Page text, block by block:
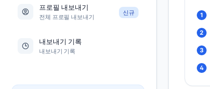
프로필 내보내기
전체 프로필 내보내기
신규
내보내기 기록
내보내기 기록
1
2
3
4